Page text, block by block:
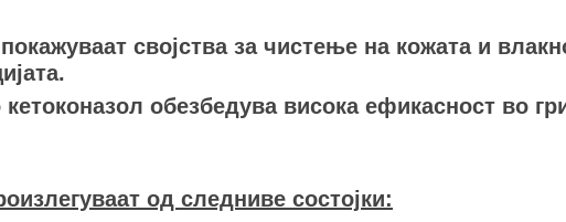
својства за чистење на кожата и
обезбедува висока ефикасност во
од следниве состојки: